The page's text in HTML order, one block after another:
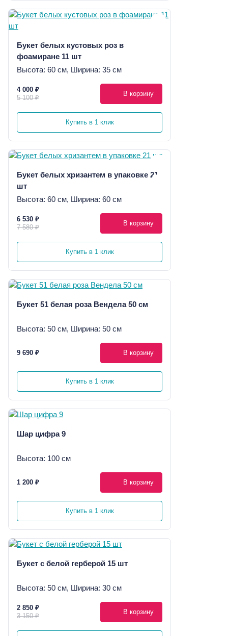
Букет белых кустовых роз в
фоамиране 11 шт
Высота: 60 см, Ширина: 35 см
4 000 ₽
5 100 ₽
В корзину
Купить в 1 клик
Букет белых хризантем в упаковке 21
шт
Высота: 60 см, Ширина: 60 см
6 530 ₽
7 580 ₽
В корзину
Купить в 1 клик
Букет 51 белая роза Вендела 50 см
Высота: 50 см, Ширина: 50 см
9 690 ₽ В корзину
Купить в 1 клик
Шар цифра 9
Высота: 100 см
1 200 ₽ В корзину
Купить в 1 клик
Букет с белой герберой 15 шт
Высота: 50 см, Ширина: 30 см
2 850 ₽
3 150 ₽
В корзину